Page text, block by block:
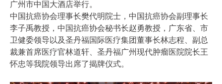
广州市中国大酒店举行。
中国抗癌协会理事长樊代明院士，中国抗癌协会副理事长
李子禹教授，中国抗癌协会秘书长赵勇教授，广东省、市
卫健委领导以及圣丹福国际医疗集团董事长林志程、副总
裁兼首席医疗官林道轩、圣丹福广州现代肿瘤医院院长王
怀忠等我院领导出席了揭牌仪式。